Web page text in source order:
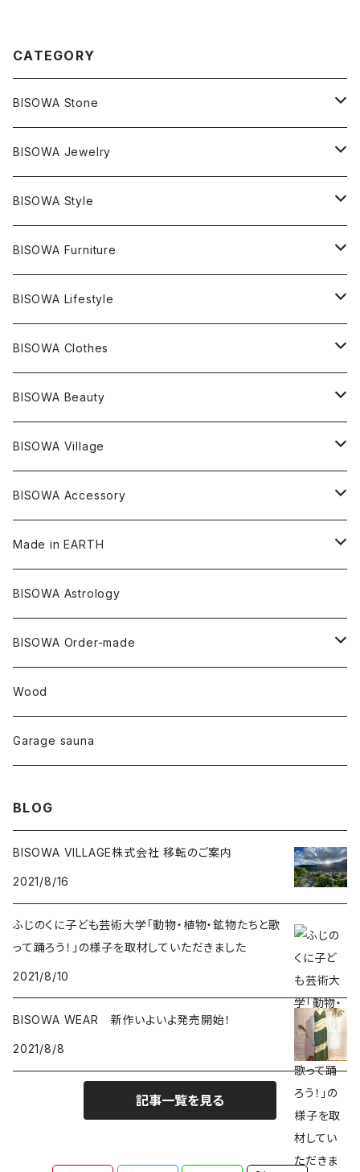
CATEGORY
BISOWA Stone
マスタークリスタル / 水晶
エレスチャル
ライトニング
ツインソウル
メタモルフォーゼス
クォーツインクォーツ
石の種類別
アメジスト
アクアマリン
デュモルチェライト
タンザナイト
ムーンストーン
ルチルクォーツ
ハーキマーダイアモンド
スモーキークォーツ
ガーデンクォーツ
パイライト
産地別
ヒマラヤ
ブラジル
中国
アメリカ
BISOWA Jewelry
ネックレス／ペンダント
宇佐美聖子
絹麻 ~kenma~
ピアス
宇佐美聖子
Others
ブレスレット
宇佐美聖子
Others
リング
サンキャッチャー
ヘアアクセサリー
イヤリング
キーホルダー
BISOWA Style
ONE PIECE
ヘンプ
オーガニックコットン
PANTS
ヘンプ
オーガニックコットン
T-SHIRT
オーガニックコットン
ヘンプコットン
leggings
ヘンプ
オーガニックコットン
Others
ヘンプ
オーガニックコットン
Underwear
BISOWA Furniture
のるすく
BISOWA Lifestyle
Music
宇佐美聖子
Niceness Music
浄化アイテム
Cosmic Hemp 麻炭
セージ
オラクルカード
キャンドル
HAZE 和蝋燭
縁キャンドル
陶器
大蝶恵美子
Tomoko Uemura Art 麻炭陶器
Cosmic hemp
YUGEN GLASS
others
foods
能作
BISOWA Clothes
麻
絹
Others
オーガニックコットン
バンブー
オーガニックフリース
BISOWA Beauty
ヘンプオイル
BISOWA Village
Bisowa Club Room
BISOWA Accessory
ヘアゴム
宇佐美聖子
Made in EARTH
Misakubo Japan
碧-AOI-の松葉天然酵母パン
Uwajima Japan
BISOWA Astrology
BISOWA Order-made
∞Seiko Usami∞
Wood
Garage sauna
BLOG
BISOWA VILLAGE株式会社 移転のご案内
2021/8/16
ふじのくに子ども芸術大学「動物・植物・鉱物たちと歌
って踊ろう！」の様子を取材していただきました
2021/8/10
BISOWA WEAR 新作いよいよ発売開始！
2021/8/8
記事一覧を見る